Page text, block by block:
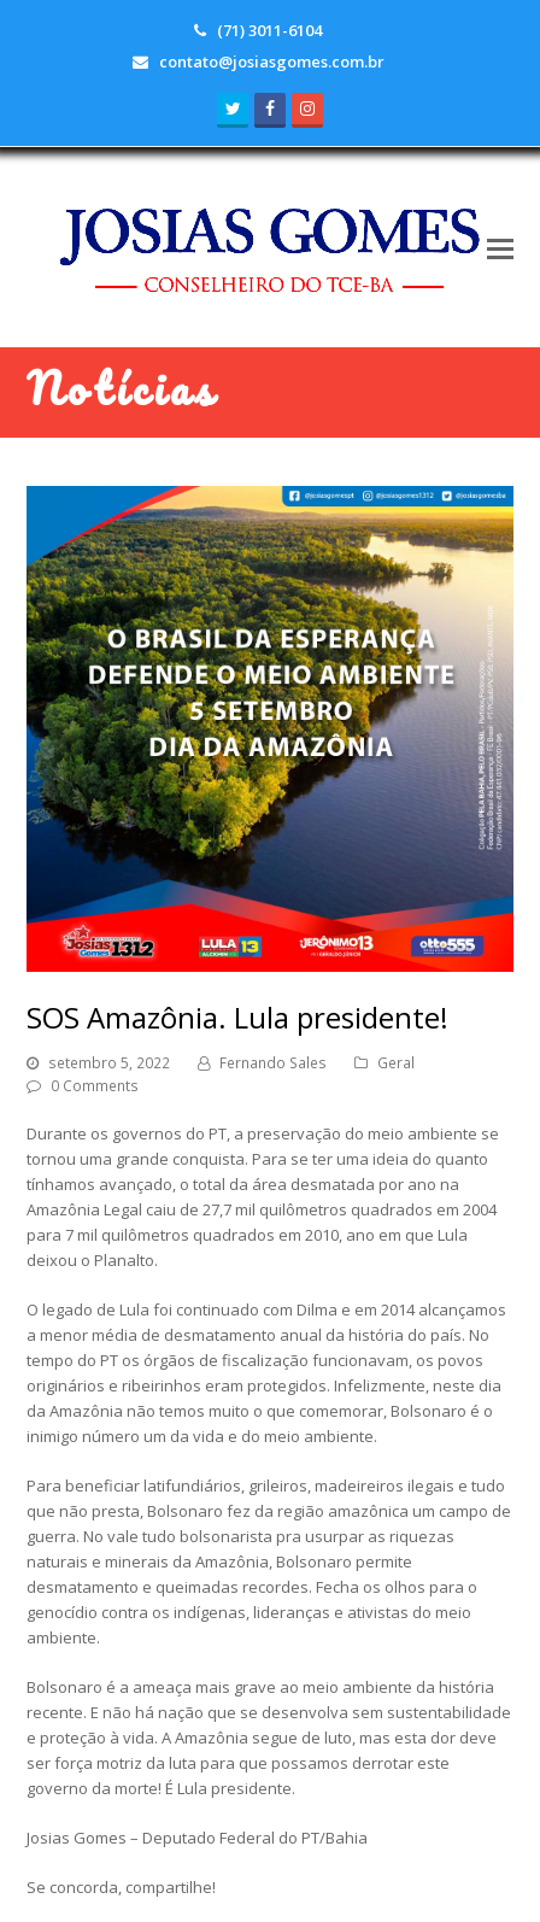
(71) 3011-6104
contato@josiasgomes.com.br
TwitterFacebook
Notícias
SOS Amazônia. Lula presidente!
setembro 5, 2022 Fernando Sales
Geral
0 Comments
Durante os governos do PT, a preservação do meio ambiente se
tornou uma grande conquista. Para se ter uma ideia do quanto
tínhamos avançado, o total da área desmatada por ano na
Amazônia Legal caiu de 27,7 mil quilômetros quadrados em 2004
para 7 mil quilômetros quadrados em 2010, ano em que Lula
deixou o Planalto.
O legado de Lula foi continuado com Dilma e em 2014 alcançamos
a menor média de desmatamento anual da história do país. No
tempo do PT os órgãos de fiscalização funcionavam, os povos
originários e ribeirinhos eram protegidos. Infelizmente, neste dia
da Amazônia não temos muito o que comemorar, Bolsonaro é o
inimigo número um da vida e do meio ambiente.
Para beneficiar latifundiários, grileiros, madeireiros ilegais e tudo
que não presta, Bolsonaro fez da região amazônica um campo de
guerra. No vale tudo bolsonarista pra usurpar as riquezas
naturais e minerais da Amazônia, Bolsonaro permite
desmatamento e queimadas recordes. Fecha os olhos para o
genocídio contra os indígenas, lideranças e ativistas do meio
ambiente.
Bolsonaro é a ameaça mais grave ao meio ambiente da história
recente. E não há nação que se desenvolva sem sustentabilidade
e proteção à vida. A Amazônia segue de luto, mas esta dor deve
ser força motriz da luta para que possamos derrotar este
governo da morte! É Lula presidente.
Josias Gomes – Deputado Federal do PT/Bahia
Se concorda, compartilhe!